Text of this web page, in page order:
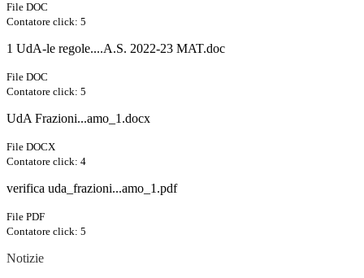
File DOC
Contatore click: 5
1 UdA-le regole....A.S. 2022-23 MAT.doc
File DOC
Contatore click: 5
UdA Frazioni...amo_1.docx
File DOCX
Contatore click: 4
verifica uda_frazioni...amo_1.pdf
File PDF
Contatore click: 5
Notizie